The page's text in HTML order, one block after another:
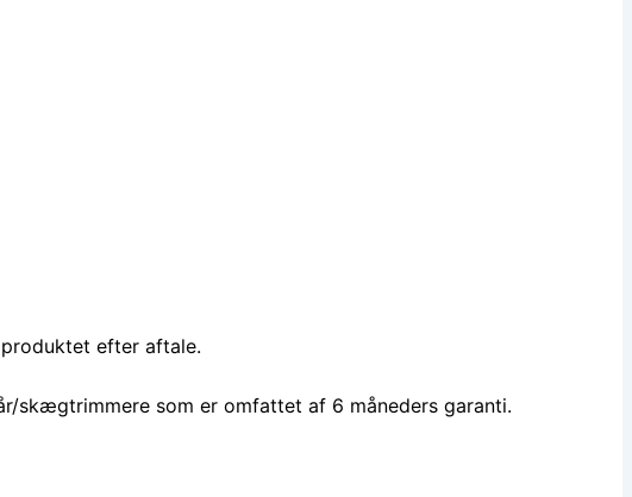
efter aftale.
skægtrimmere som er omfattet af 6 måneders garanti.